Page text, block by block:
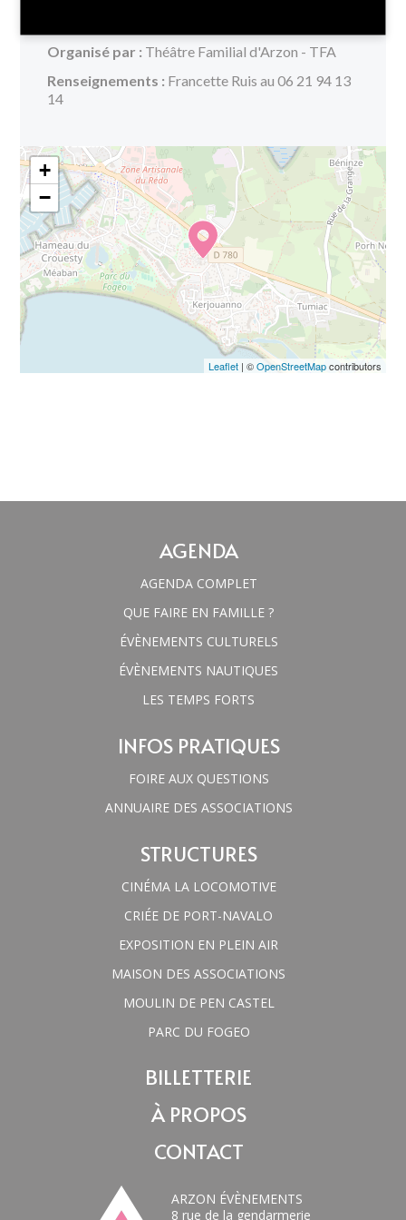
Organisé par : Théâtre Familial d'Arzon - TFA
Renseignements : Francette Ruis au 06 21 94 13
14
+
−
Leaflet| ©OpenStreetMapcontributors
AGENDA
AGENDA COMPLET
QUE FAIRE EN FAMILLE ?
ÉVÈNEMENTS CULTURELS
ÉVÈNEMENTS NAUTIQUES
LES TEMPS FORTS
INFOS PRATIQUES
FOIRE AUX QUESTIONS
ANNUAIRE DES ASSOCIATIONS
STRUCTURES
CINÉMA LA LOCOMOTIVE
CRIÉE DE PORT-NAVALO
EXPOSITION EN PLEIN AIR
MAISON DES ASSOCIATIONS
MOULIN DE PEN CASTEL
PARC DU FOGEO
BILLETTERIE
À PROPOS
CONTACT
ARZON ÉVÈNEMENTS
8 rue de la gendarmerie